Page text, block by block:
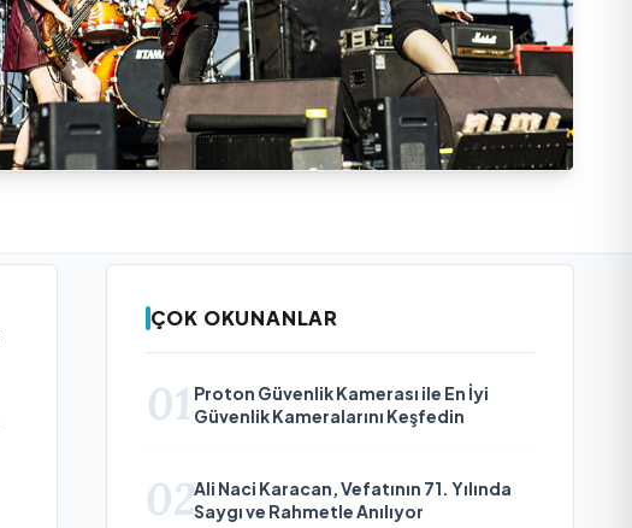
ÇOK OKUNANLAR
01 Proton Güvenlik Kamerası ile En İyi
Güvenlik Kameralarını Keşfedin
02Ali Naci Karacan, Vefatının 71. Yılında
Saygı ve Rahmetle Anılıyor